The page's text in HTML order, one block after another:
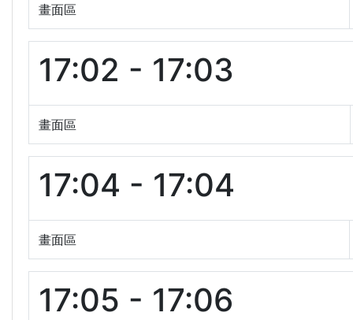
畫面區
17:02 - 17:03
畫面區
17:04 - 17:04
畫面區
17:05 - 17:06